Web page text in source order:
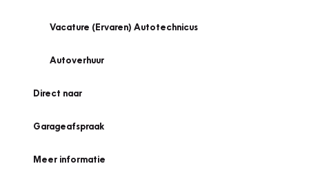
Vacature (Ervaren) Autotechnicus
Autoverhuur
Direct naar
Garageafspraak
Meer informatie